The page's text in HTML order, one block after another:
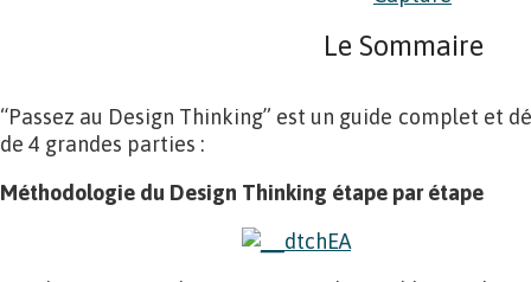
Le Sommaire
“Passez au Design Thinking” est un guide complet et
de 4 grandes parties :
Méthodologie du Design Thinking étape par étape